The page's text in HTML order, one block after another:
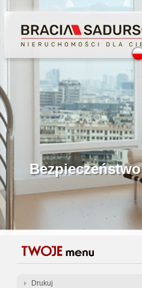
Profesjonalne
Gwarancja
Gratis -
Drukuj